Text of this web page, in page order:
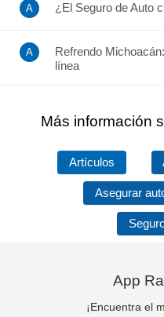
¿El Seguro de Auto
Refrendo
línea
Más información
Artículos
Asegurar
App
¡Encuentra el